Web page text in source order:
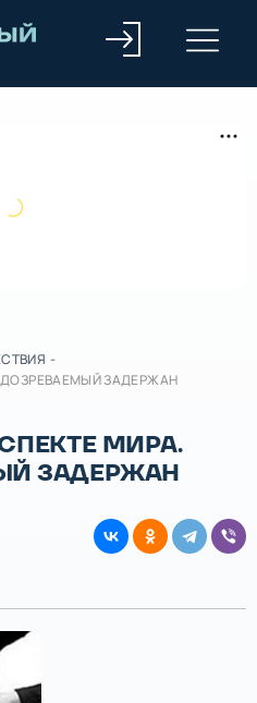
-
ЗАДЕРЖАН
МИРА.
ЗАДЕРЖАН